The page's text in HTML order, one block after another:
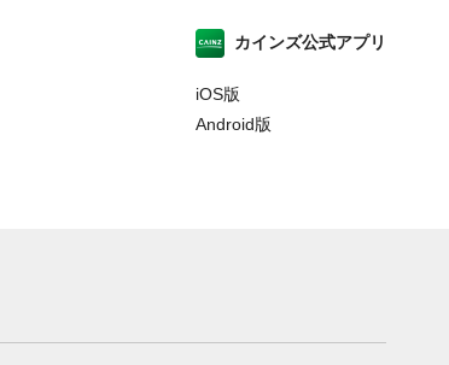
カインズ公式アプリ
iOS版
Android版